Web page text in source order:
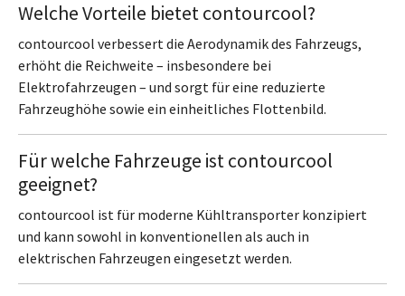
Welche Vorteile bietet contourcool?
contourcool verbessert die Aerodynamik des Fahrzeugs,
erhöht die Reichweite – insbesondere bei
Elektrofahrzeugen – und sorgt für eine reduzierte
Fahrzeughöhe sowie ein einheitliches Flottenbild.
Für welche Fahrzeuge ist contourcool
geeignet?
contourcool ist für moderne Kühltransporter konzipiert
und kann sowohl in konventionellen als auch in
elektrischen Fahrzeugen eingesetzt werden.